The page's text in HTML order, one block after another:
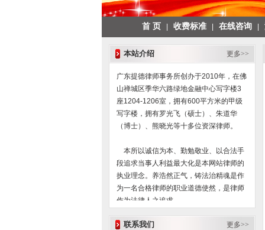
首 页 收费标准 在线咨询
本站介绍 更多>>
广东提德律师事务所创办于2010年，在佛
山禅城区季华六路绿地金融中心写字楼3
座1204-1206室，拥有600平方米的甲级
写字楼，拥有罗光飞（硕士）、朱道华
（博士）、熊晓光等十多位资深律师。
本所以诚信为本、勤勉敬业、以合法手
段追求当事人利益最大化是本网站律师的
执业理念。养浩然正气，铸法治精魂是作
为一名合格律师的职业道德使然，是律师
作为法律人之追求。
本网站罗光飞律师大量研究最高人民法
联系我们 更多>>